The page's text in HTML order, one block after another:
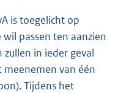
is toegelicht op
passen ten aanzien
zullen in ieder geval
van één
Tijdens het